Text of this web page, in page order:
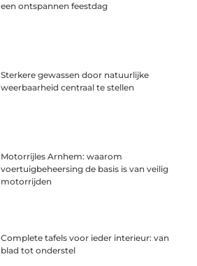
een ontspannen feestdag
Sterkere gewassen door natuurlijke
weerbaarheid centraal te stellen
Motorrijles Arnhem: waarom
voertuigbeheersing de basis is van veilig
motorrijden
Complete tafels voor ieder interieur: van
blad tot onderstel